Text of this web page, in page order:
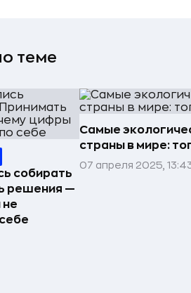
теме
собирать
решения —
не
Самые
страны в мире:
07 апреля 2025,